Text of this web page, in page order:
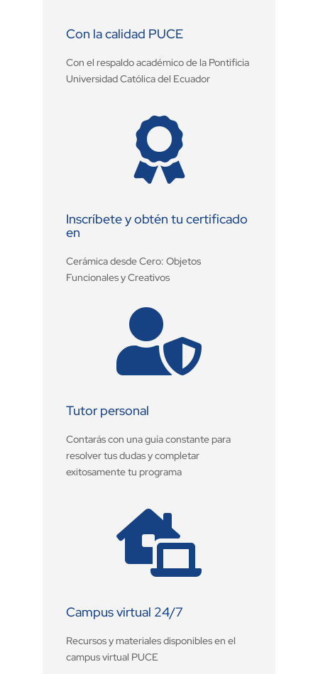
Con la calidad PUCE
Con el respaldo académico de la Pontificia
Universidad Católica del Ecuador

Inscríbete y obtén tu certificado
en
Cerámica desde Cero: Objetos
Funcionales y Creativos

Tutor personal
Contarás con una guía constante para
resolver tus dudas y completar
exitosamente tu programa

Campus virtual 24/7
Recursos y materiales disponibles en el
campus virtual PUCE